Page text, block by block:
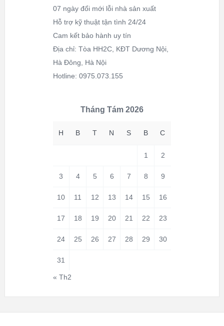
07 ngày đổi mới lỗi nhà sản xuất
Hỗ trợ kỹ thuật tận tình 24/24
Cam kết bảo hành uy tín
Địa chỉ: Tòa HH2C, KĐT Dương Nội,
Hà Đông, Hà Nội
Hotline: 0975.073.155
Tháng Tám 2026
H B T N S B C
1 2
3 4 5 6 7 8 9
10 11 12 13 14 15 16
17 18 19 20 21 22 23
24 25 26 27 28 29 30
31
« Th2